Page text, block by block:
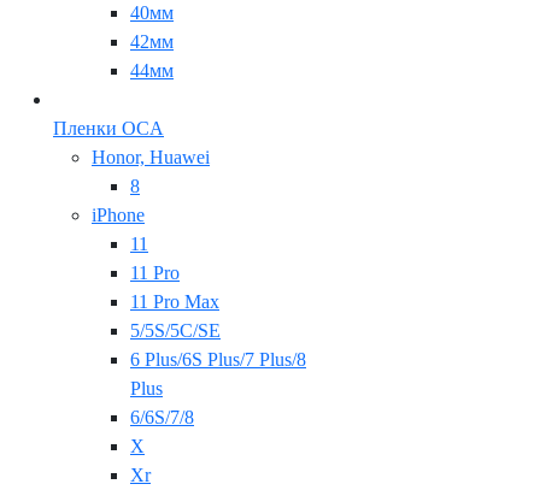
40мм
42мм
44мм
Пленки OCA
Honor, Huawei
8
iPhone
11
11 Pro
11 Pro Max
5/5S/5C/SE
6 Plus/6S Plus/7 Plus/8
Plus
6/6S/7/8
X
Xr